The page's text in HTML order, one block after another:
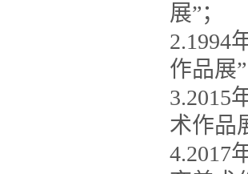
展”；
2.1994
作品展
3.2015
术作品
4.2017